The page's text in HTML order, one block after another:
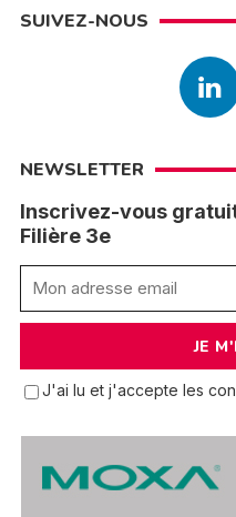
SUIVEZ-NOUS
NEWSLETTER
Inscrivez-vous
Filière 3e
J'ai lu et j'accepte les